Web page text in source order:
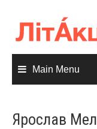
content
Main Menu
Ярослав